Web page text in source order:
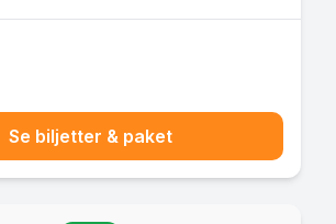
Se biljetter & paket